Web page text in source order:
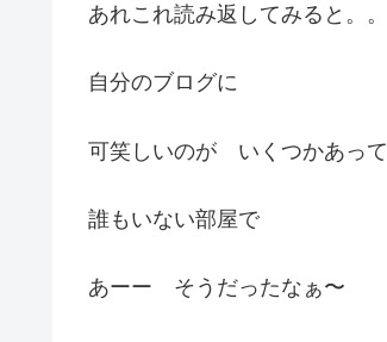
あれこれ読み返してみると。。
自分のブログに
可笑しいのが いくつかあって
誰もいない部屋で
あーー そうだったなぁ〜